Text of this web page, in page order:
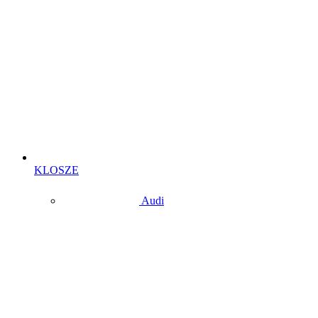
KLOSZE
Audi